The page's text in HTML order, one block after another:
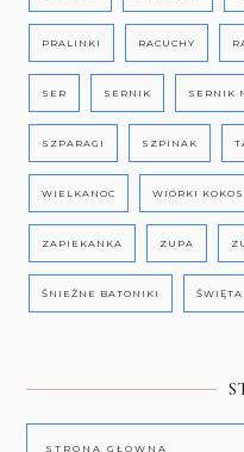
PRALINKI RACUCHY
SER SERNIK SERNIK
SZPARAGI SZPINAK
WIELKANOC WIÓRKI
ZAPIEKANKA ZUPA
ŚNIEŻNE BATONIKI ŚWIĘTA
STRONA GŁÓWNA